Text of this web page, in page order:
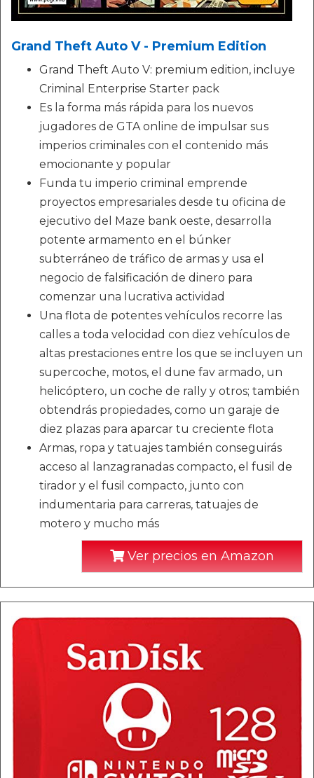
Grand Theft Auto V - Premium Edition
Grand Theft Auto V: premium edition, incluye
Criminal Enterprise Starter pack
Es la forma más rápida para los nuevos
jugadores de GTA online de impulsar sus
imperios criminales con el contenido más
emocionante y popular
Funda tu imperio criminal emprende
proyectos empresariales desde tu oficina de
ejecutivo del Maze bank oeste, desarrolla
potente armamento en el búnker
subterráneo de tráfico de armas y usa el
negocio de falsificación de dinero para
comenzar una lucrativa actividad
Una flota de potentes vehículos recorre las
calles a toda velocidad con diez vehículos de
altas prestaciones entre los que se incluyen un
supercoche, motos, el dune fav armado, un
helicóptero, un coche de rally y otros; también
obtendrás propiedades, como un garaje de
diez plazas para aparcar tu creciente flota
Armas, ropa y tatuajes también conseguirás
acceso al lanzagranadas compacto, el fusil de
tirador y el fusil compacto, junto con
indumentaria para carreras, tatuajes de
motero y mucho más
Ver precios en Amazon